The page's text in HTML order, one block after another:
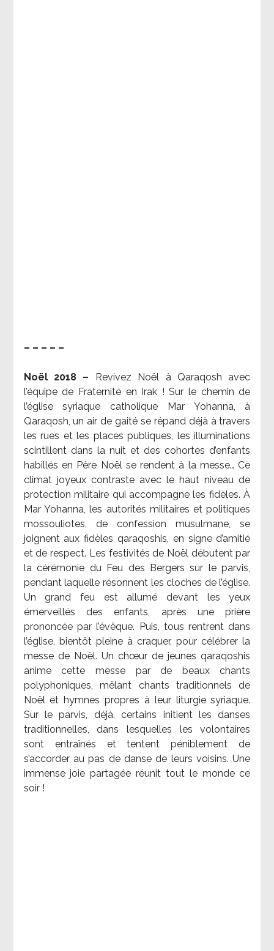
– – – – –
Noël 2018 –
Revivez Noël à Qaraqosh avec
l’équipe de Fraternité en Irak ! Sur le chemin de
l’église syriaque catholique Mar Yohanna, à
Qaraqosh, un air de gaité se répand déjà à travers
les rues et les places publiques, les illuminations
scintillent dans la nuit et des cohortes d’enfants
habillés en Père Noël se rendent à la messe… Ce
climat joyeux contraste avec le haut niveau de
protection militaire qui accompagne les fidèles. À
Mar Yohanna, les autorités militaires et politiques
mossouliotes, de confession musulmane, se
joignent aux fidèles qaraqoshis, en signe d’amitié
et de respect. Les festivités de Noël débutent par
la cérémonie du Feu des Bergers sur le parvis,
pendant laquelle résonnent les cloches de l’église.
Un grand feu est allumé devant les yeux
émerveillés des enfants, après une prière
prononcée par l’évêque. Puis, tous rentrent dans
l’église, bientôt pleine à craquer, pour célébrer la
messe de Noël. Un chœur de jeunes qaraqoshis
anime cette messe par de beaux chants
polyphoniques, mêlant chants traditionnels de
Noël et hymnes propres à leur liturgie syriaque.
Sur le parvis, déjà, certains initient les danses
traditionnelles, dans lesquelles les volontaires
sont entraînés et tentent péniblement de
s’accorder au pas de danse de leurs voisins. Une
immense joie partagée réunit tout le monde ce
soir !